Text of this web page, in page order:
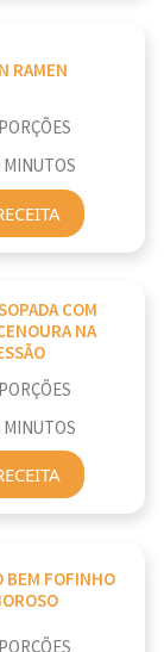
RAMEN
MINUTOS
COM
NA
MINUTOS
BEM FOFINHO